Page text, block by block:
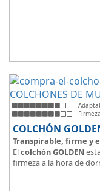
Firmeza
COLCHÓN
Transpirable, firme y
Elcolchón GOLDEN
firmeza a la hora de
adaptabilidad que nos
Su excelente diseño,